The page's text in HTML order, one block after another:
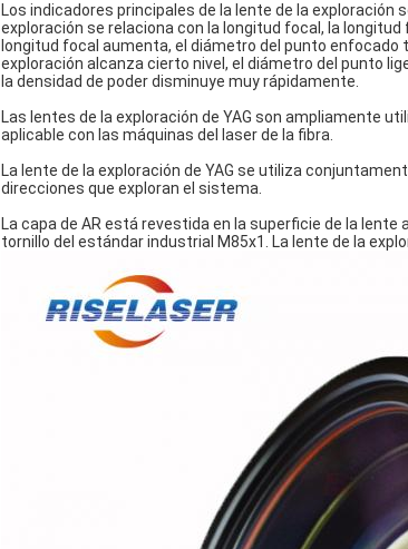
Los indicadores principales de la lente de la
exploración se relaciona con la longitud focal, la
longitud focal aumenta, el diámetro del punto
exploración alcanza cierto nivel, el diámetro del punto
la densidad de poder disminuye muy rápidamente.
Las lentes de la exploración de YAG son ampliamente
aplicable con las máquinas del laser de la fibra.
La lente de la exploración de YAG se utiliza
direcciones que exploran el sistema.
La capa de AR está revestida en la superficie de la
tornillo del estándar industrial M85x1. La lente de la